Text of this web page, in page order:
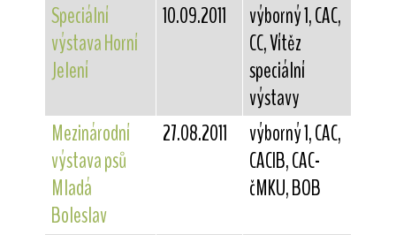
Speciální
výstava Horní
Jelení
10.09.2011
výborný 1, CAC,
CC, Vítěz
speciální
výstavy
Mezinárodní
výstava psů
Mladá
Boleslav
27.08.2011
výborný 1, CAC,
CACIB, CAC-
čMKU, BOB